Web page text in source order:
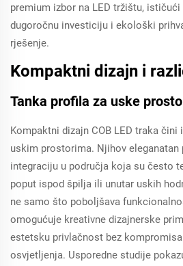
premium izbor na LED tržištu,
dugoročnu investiciju i ekološki
rješenje.
Kompaktni dizajn i
Tanka profila za uske
Kompaktni dizajn COB LED traka
uskim prostorima. Njihov
integraciju u područja koja su često
poput ispod špilja ili unutar uskih
ne samo što poboljšava
omogućuje kreativne dizajnerske
estetsku privlačnost bez
osvjetljenja. Usporedne studije